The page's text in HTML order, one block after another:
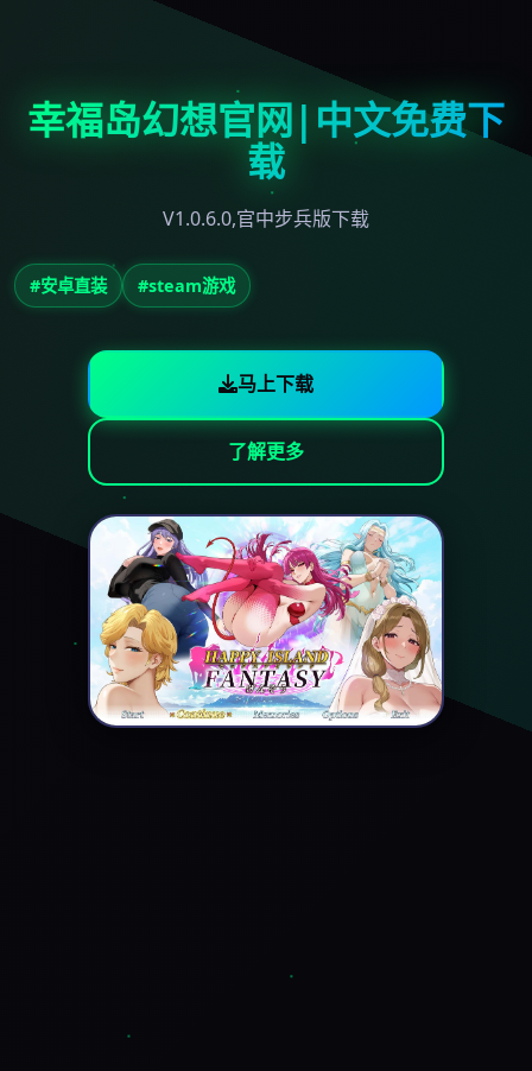
幸福岛幻想官网|中文免费下
载
V1.0.6.0,官中步兵版下载
#安卓直装 #steam游戏
马上下载
了解更多